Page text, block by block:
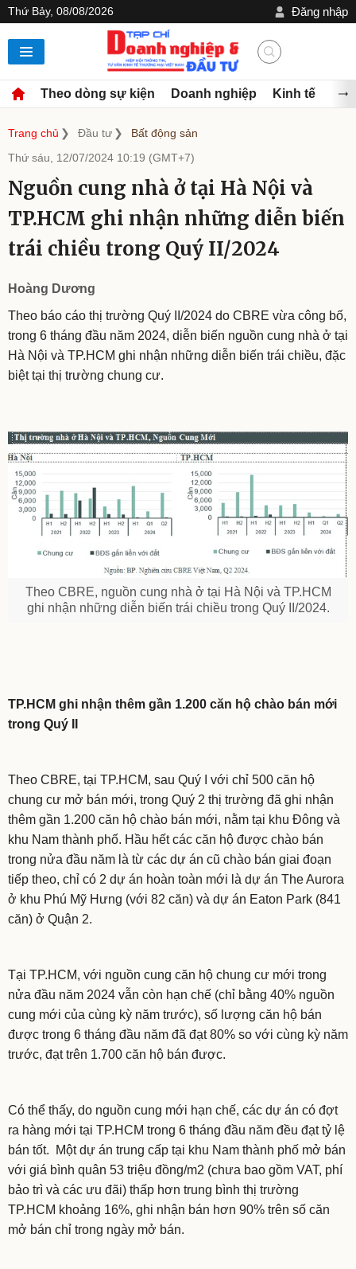
Thứ Bảy, 08/08/2026 Đăng nhập
Theo dòng sự kiện Doanh nghiệp Kinh tế
Trang chủ Đầu tư
Bất động sản
Thứ sáu, 12/07/2024 10:19 (GMT+7)
Nguồn cung nhà ở tại Hà Nội và
TP.HCM ghi nhận những diễn biến
trái chiều trong Quý II/2024
Hoàng Dương
Theo báo cáo thị trường Quý II/2024 do CBRE vừa công bố,
trong 6 tháng đầu năm 2024, diễn biến nguồn cung nhà ở tại
Hà Nội và TP.HCM ghi nhận những diễn biến trái chiều, đặc
biệt tại thị trường chung cư.
Theo CBRE, nguồn cung nhà ở tại Hà Nội và TP.HCM
ghi nhận những diễn biến trái chiều trong Quý II/2024.
TP.HCM ghi nhận thêm gần 1.200 căn hộ chào bán mới
trong Quý II
Theo CBRE, tại TP.HCM, sau Quý I với chỉ 500 căn hộ
chung cư mở bán mới, trong Quý 2 thị trường đã ghi nhận
thêm gần 1.200 căn hộ chào bán mới, nằm tại khu Đông và
khu Nam thành phố. Hầu hết các căn hộ được chào bán
trong nửa đầu năm là từ các dự án cũ chào bán giai đoạn
tiếp theo, chỉ có 2 dự án hoàn toàn mới là dự án The Aurora
ở khu Phú Mỹ Hưng (với 82 căn) và dự án Eaton Park (841
căn) ở Quận 2.
Tại TP.HCM, với nguồn cung căn hộ chung cư mới trong
nửa đầu năm 2024 vẫn còn hạn chế (chỉ bằng 40% nguồn
cung mới của cùng kỳ năm trước), số lượng căn hộ bán
được trong 6 tháng đầu năm đã đạt 80% so với cùng kỳ năm
trước, đạt trên 1.700 căn hộ bán được.
Có thể thấy, do nguồn cung mới hạn chế, các dự án có đợt
ra hàng mới tại TP.HCM trong 6 tháng đầu năm đều đạt tỷ lệ
bán tốt. Một dự án trung cấp tại khu Nam thành phố mở bán
với giá bình quân 53 triệu đồng/m2 (chưa bao gồm VAT, phí
bảo trì và các ưu đãi) thấp hơn trung bình thị trường
TP.HCM khoảng 16%, ghi nhận bán hơn 90% trên số căn
mở bán chỉ trong ngày mở bán.